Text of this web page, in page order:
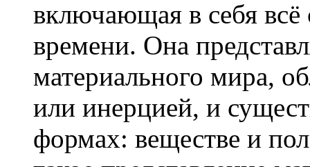
включающая в себя всё
времени. Она
материального мира,
или инерцией, и
формах: веществе и